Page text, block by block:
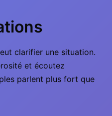
clarifier une situation.
et écoutez
parlent plus fort que